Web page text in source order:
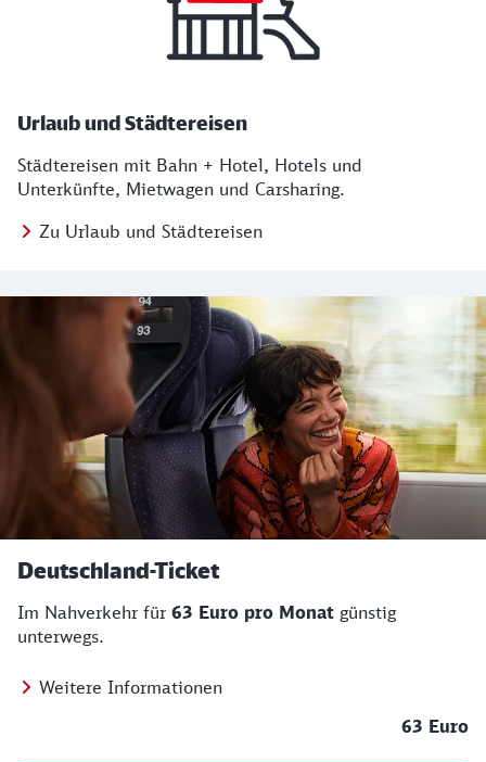
Urlaub und Städtereisen
Städtereisen mit Bahn + Hotel, Hotels und
Unterkünfte, Mietwagen und Carsharing.
Zu Urlaub und Städtereisen
Regionales Angebot
Deutschland-Ticket
Im Nahverkehr für 63 Euro pro Monat günstig
unterwegs.
Weitere Informationen
63 Euro